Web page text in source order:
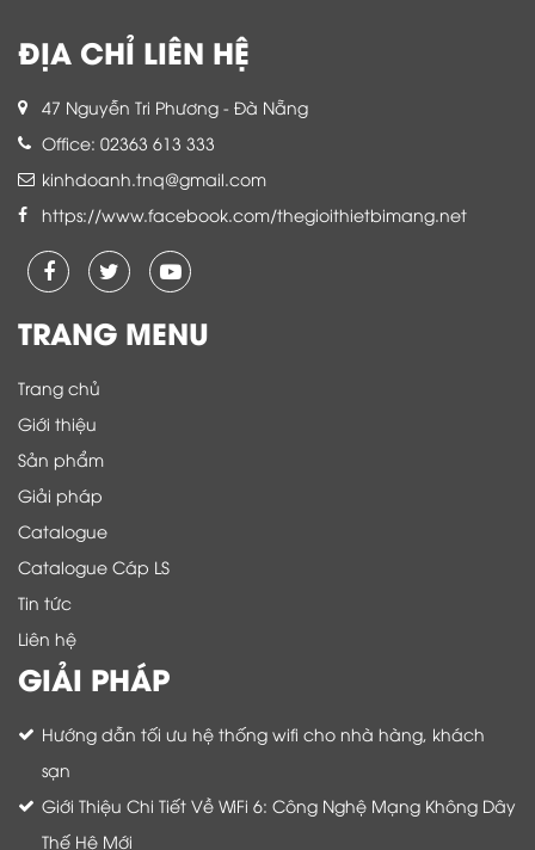
ĐỊA CHỈ LIÊN HỆ
47 Nguyễn Tri Phương - Đà Nẵng
Office: 02363 613 333
kinhdoanh.tnq@gmail.com
https://www.facebook.com/thegioithietbimang.net
TRANG MENU
Trang chủ
Giới thiệu
Sản phẩm
Giải pháp
Catalogue
Catalogue Cáp LS
Tin tức
Liên hệ
GIẢI PHÁP
Hướng dẫn tối ưu hệ thống wifi cho nhà hàng, khách
sạn
Giới Thiệu Chi Tiết Về WiFi 6: Công Nghệ Mạng Không Dây
Thế Hệ Mới